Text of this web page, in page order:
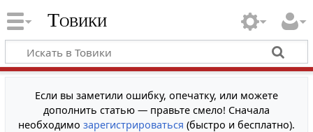
Товики
Если вы заметили ошибку, опечатку, или можете
дополнить статью — правьте смело! Сначала
необходимо зарегистрироваться (быстро и бесплатно).